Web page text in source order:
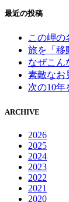
最近の投稿
この岬の
旅を「移
なぜこん
素敵なお
次の10
ARCHIVE
2026
2025
2024
2023
2022
2021
2020